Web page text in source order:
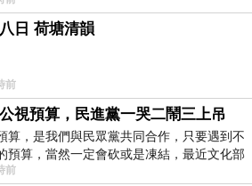
日 荷塘清韻
前
視預算，民進黨一哭二鬧三上吊
算，是我們與民眾黨共同合作，只要遇到不
預算，當然一定會砍或是凍結，最近文化部
公視和Taiwan plus預算，在110年
前